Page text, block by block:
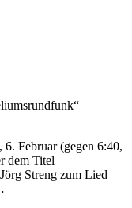
Februar (gegen 6:40,
dem Titel
Streng zum Lied